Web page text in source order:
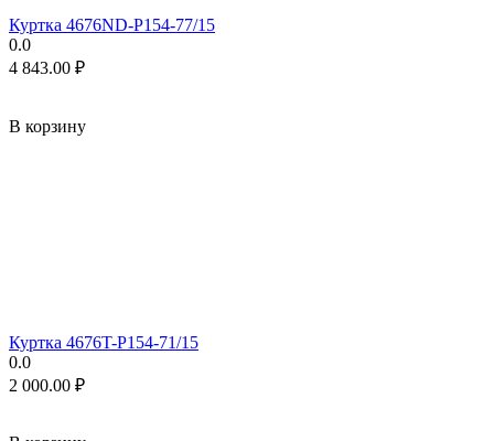
Куртка 4676ND-P154-77/15
0.0
4 843.00 ₽
В корзину
Куртка 4676T-P154-71/15
0.0
2 000.00 ₽